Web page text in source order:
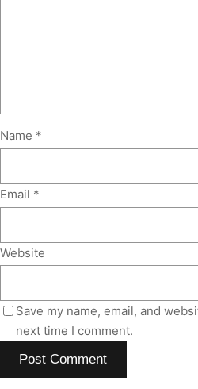
Name *
Email *
Website
Save my name, email, and
next time I comment.